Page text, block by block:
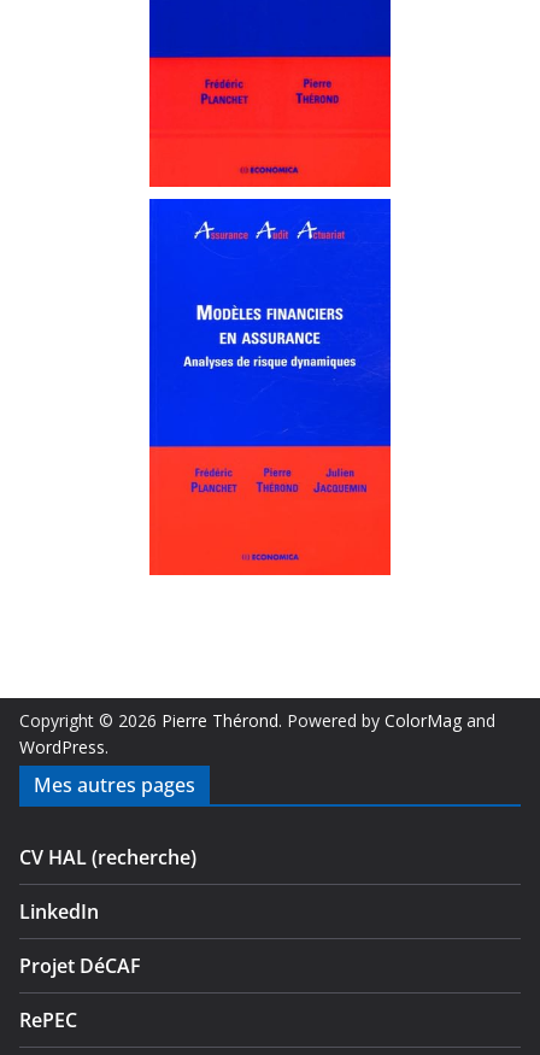
Copyright © 2026 Pierre Thérond. Powered by ColorMag and
WordPress.
Mes autres pages
CV HAL (recherche)
LinkedIn
Projet DéCAF
RePEC